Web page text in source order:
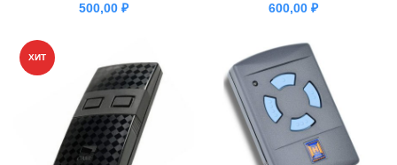
500,00 ₽ 600,00 ₽
ХИТ